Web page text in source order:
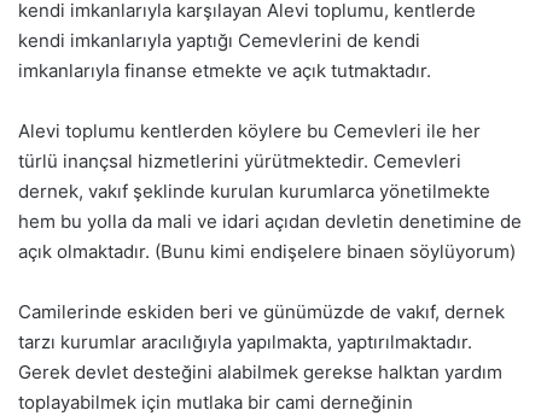
kendi imkanlarıyla karşılayan Alevi toplumu, kentlerde
kendi imkanlarıyla yaptığı Cemevlerini de kendi
imkanlarıyla finanse etmekte ve açık tutmaktadır.
Alevi toplumu kentlerden köylere bu Cemevleri ile her
türlü inançsal hizmetlerini yürütmektedir. Cemevleri
dernek, vakıf şeklinde kurulan kurumlarca yönetilmekte
hem bu yolla da mali ve idari açıdan devletin denetimine de
açık olmaktadır. (Bunu kimi endişelere binaen söylüyorum)
Camilerinde eskiden beri ve günümüzde de vakıf, dernek
tarzı kurumlar aracılığıyla yapılmakta, yaptırılmaktadır.
Gerek devlet desteğini alabilmek gerekse halktan yardım
toplayabilmek için mutlaka bir cami derneğinin